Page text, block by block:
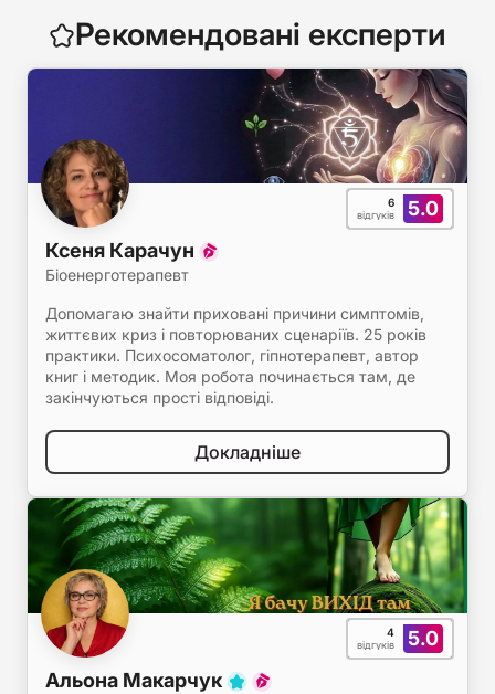
Рекомендовані експерти
5.0
6
відгуків
Ксеня Карачун
Біоенерготерапевт
Допомагаю знайти приховані причини симптомів,
життєвих криз і повторюваних сценаріїв. 25 років
практики. Психосоматолог, гіпнотерапевт, автор
книг і методик. Моя робота починається там, де
закінчуються прості відповіді.
Докладніше
5.0
4
відгуків
Альона Макарчук